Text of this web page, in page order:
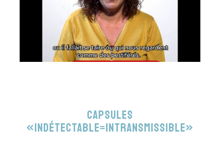
Capsules
«Indétectable=Intransmissible»